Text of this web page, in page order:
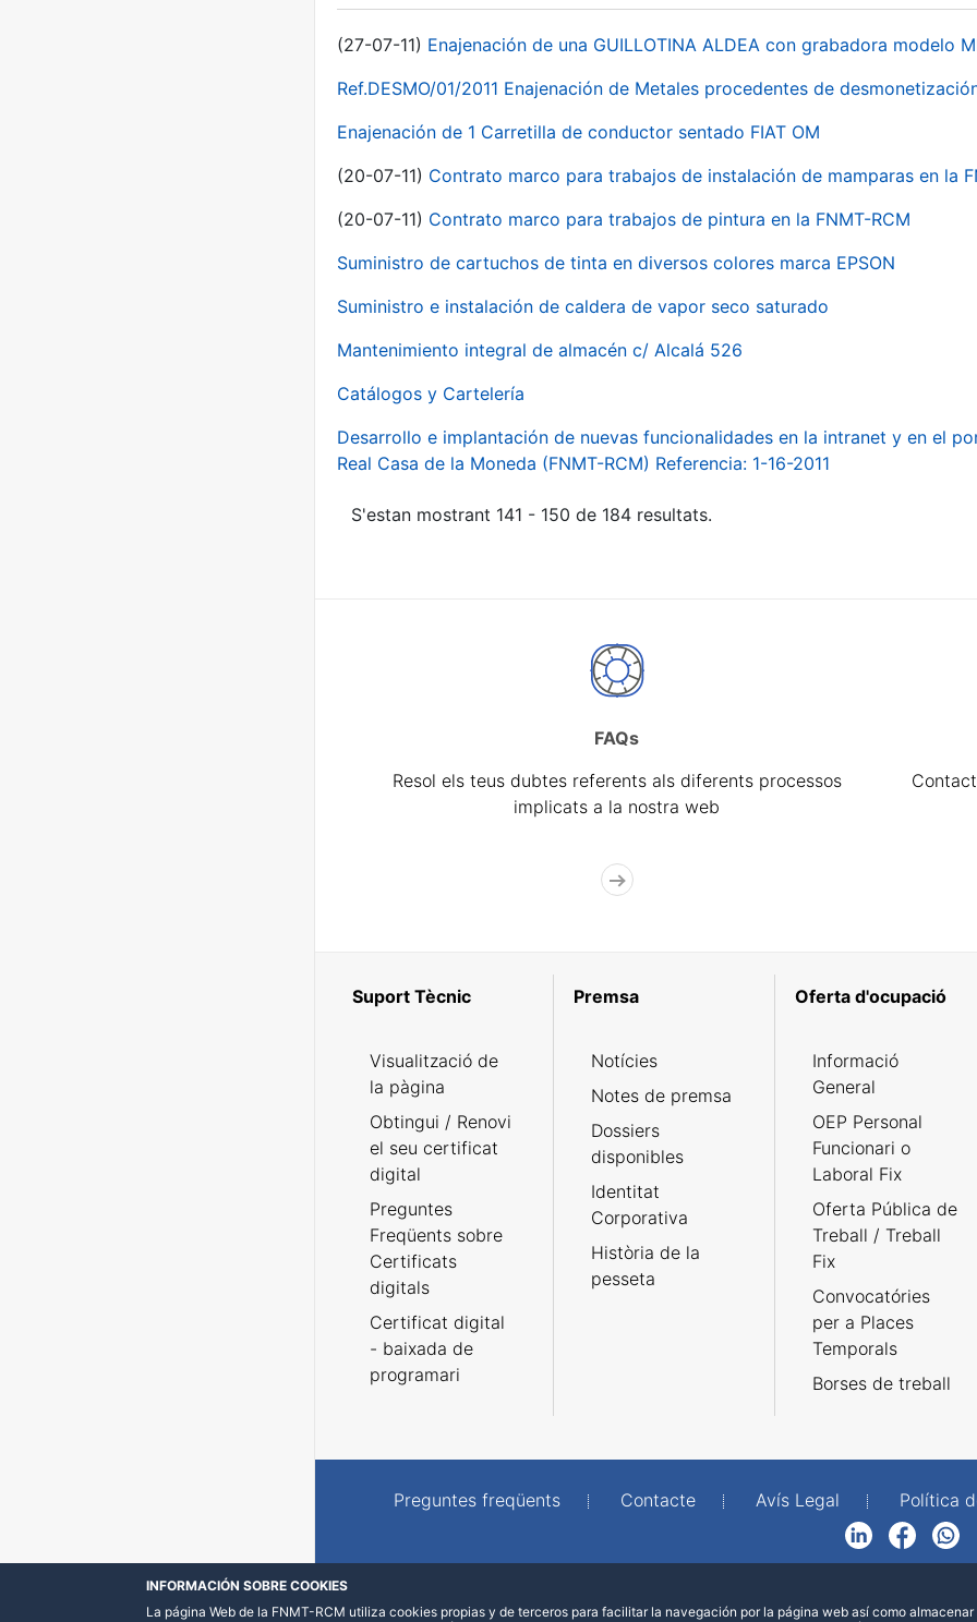
(27-07-11) Enajenación de una GUILLOTINA ALDEA con grabadora modelo
Ref.DESMO/01/2011 Enajenación de Metales procedentes de
Enajenación de 1 Carretilla de conductor sentado FIAT OM
(20-07-11) Contrato marco para trabajos de instalación de mamparas en la
(20-07-11) Contrato marco para trabajos de pintura en la FNMT-RCM
Suministro de cartuchos de tinta en diversos colores marca EPSON
Suministro e instalación de caldera de vapor seco saturado
Mantenimiento integral de almacén c/ Alcalá 526
Catálogos y Cartelería
Desarrollo e implantación de nuevas funcionalidades en la intranet y en el
Real Casa de la Moneda (FNMT-RCM) Referencia: 1-16-2011
S'estan mostrant 141 - 150 de 184 resultats.
FAQs
Resol els teus dubtes referents als diferents processos
implicats a la nostra web
Suport Tècnic
Visualització de
la pàgina
Obtingui / Renovi
el seu certificat
digital
Preguntes
Freqüents sobre
Certificats
digitals
Certificat digital
- baixada de
programari
Premsa
Notícies
Notes de premsa
Dossiers
disponibles
Identitat
Corporativa
Història de la
pesseta
Oferta d'ocupació
Informació
General
OEP Personal
Funcionari o
Laboral Fix
Oferta Pública de
Treball / Treball
Fix
Convocatóries
per a Places
Temporals
Borses de treball
Preguntes freqüents Contacte Avís Legal Política
FacebookWhatsApp
INFORMACIÓN SOBRE COOKIES
La página Web de la FNMT-RCM utiliza cookies propias y de terceros para facilitar la navegación por la página web así como